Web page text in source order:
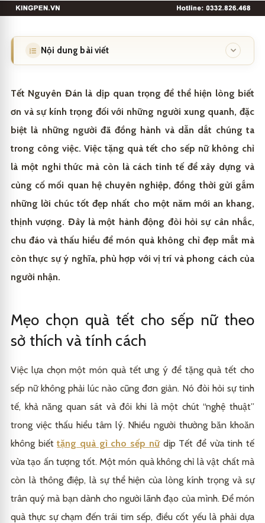
Nội dung bài viết
cách
1.1 Làm thế nào để chọn quà tết phù hợp cho sếp nữ
1.2 Những lưu ý khi tặng quà Tết cho sếp nữ
Những món quà tết ý nghĩa dành tặng sếp nữ
2.1 Top 5 quà Tết yêu thích của sếp nữ
King Pen – Bút ký cao cấp, quà tặng tinh tế dành cho
sếp nữ
Tết Nguyên Đán là dịp quan trọng để thể hiện lòng biết
ơn và sự kính trọng đối với những người xung quanh, đặc
biệt là những người đã đồng hành và dẫn dắt chúng ta
trong công việc. Việc tặng quà tết cho sếp nữ không chỉ
là một nghi thức mà còn là cách tinh tế để xây dựng và
củng cố mối quan hệ chuyên nghiệp, đồng thời gửi gắm
những lời chúc tốt đẹp nhất cho một năm mới an khang,
thịnh vượng. Đây là một hành động đòi hỏi sự cân nhắc,
chu đáo và thấu hiểu để món quà không chỉ đẹp mắt mà
còn thực sự ý nghĩa, phù hợp với vị trí và phong cách của
người nhận.
Mẹo chọn quà tết cho sếp nữ theo
sở thích và tính cách
Việc lựa chọn một món quà tết ưng ý để tặng quà tết cho
sếp nữ không phải lúc nào cũng đơn giản. Nó đòi hỏi sự tinh
tế, khả năng quan sát và đôi khi là một chút “nghệ thuật”
trong việc thấu hiểu tâm lý. Nhiều người thường băn khoăn
không biếttặng quà gì cho sếp nữdịp Tết để vừa tinh tế
vừa tạo ấn tượng tốt. Một món quà không chỉ là vật chất mà
còn là thông điệp, là sự thể hiện của lòng kính trọng và sự
trân quý mà bạn dành cho người lãnh đạo của mình. Để món
quà thực sự chạm đến trái tim sếp, điều cốt yếu là phải dựa